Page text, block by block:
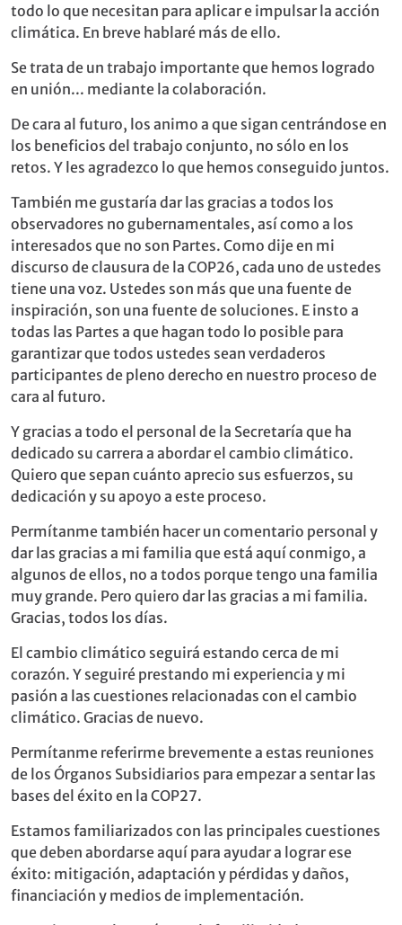
todo lo que necesitan para aplicar e impulsar la acción
climática. En breve hablaré más de ello.
Se trata de un trabajo importante que hemos logrado
en unión... mediante la colaboración.
De cara al futuro, los animo a que sigan centrándose en
los beneficios del trabajo conjunto, no sólo en los
retos. Y les agradezco lo que hemos conseguido juntos.
También me gustaría dar las gracias a todos los
observadores no gubernamentales, así como a los
interesados que no son Partes. Como dije en mi
discurso de clausura de la COP26, cada uno de ustedes
tiene una voz. Ustedes son más que una fuente de
inspiración, son una fuente de soluciones. E insto a
todas las Partes a que hagan todo lo posible para
garantizar que todos ustedes sean verdaderos
participantes de pleno derecho en nuestro proceso de
cara al futuro.
Y gracias a todo el personal de la Secretaría que ha
dedicado su carrera a abordar el cambio climático.
Quiero que sepan cuánto aprecio sus esfuerzos, su
dedicación y su apoyo a este proceso.
Permítanme también hacer un comentario personal y
dar las gracias a mi familia que está aquí conmigo, a
algunos de ellos, no a todos porque tengo una familia
muy grande. Pero quiero dar las gracias a mi familia.
Gracias, todos los días.
El cambio climático seguirá estando cerca de mi
corazón. Y seguiré prestando mi experiencia y mi
pasión a las cuestiones relacionadas con el cambio
climático. Gracias de nuevo.
Permítanme referirme brevemente a estas reuniones
de los Órganos Subsidiarios para empezar a sentar las
bases del éxito en la COP27.
Estamos familiarizados con las principales cuestiones
que deben abordarse aquí para ayudar a lograr ese
éxito: mitigación, adaptación y pérdidas y daños,
financiación y medios de implementación.